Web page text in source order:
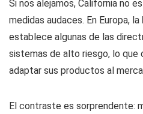
Si nos alejamos, California no
medidas audaces. En Europa, la
establece algunas de las
sistemas de alto riesgo, lo que
adaptar sus productos al
El contraste es sorprendente: